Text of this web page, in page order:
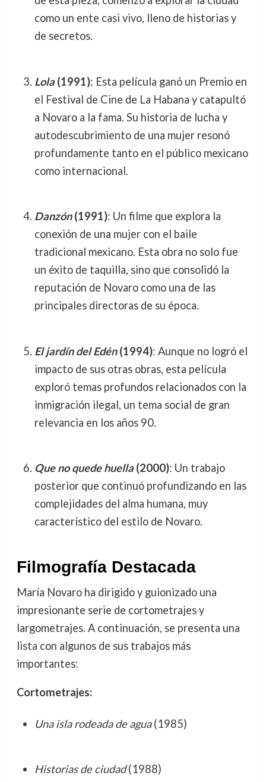
como un ente casi vivo, lleno de historias y
de secretos.
Lola(1991): Esta película ganó un Premio en
el Festival de Cine de La Habana y catapultó
a Novaro a la fama. Su historia de lucha y
autodescubrimiento de una mujer resonó
profundamente tanto en el público mexicano
como internacional.
Danzón(1991): Un filme que explora la
conexión de una mujer con el baile
tradicional mexicano. Esta obra no solo fue
un éxito de taquilla, sino que consolidó la
reputación de Novaro como una de las
principales directoras de su época.
El jardín del Edén(1994): Aunque no logró el
impacto de sus otras obras, esta película
exploró temas profundos relacionados con la
inmigración ilegal, un tema social de gran
relevancia en los años 90.
Que no quede huella(2000): Un trabajo
posterior que continuó profundizando en las
complejidades del alma humana, muy
característico del estilo de Novaro.
Filmografía Destacada
María Novaro ha dirigido y guionizado una
impresionante serie de cortometrajes y
largometrajes. A continuación, se presenta una
lista con algunos de sus trabajos más
importantes:
Cortometrajes:
Una isla rodeada de agua(1985)
Historias de ciudad(1988)